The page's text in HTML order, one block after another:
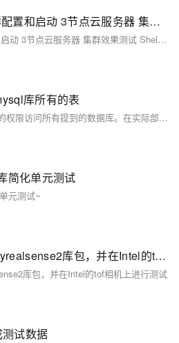
Hadoop-35 HBase 集群配置和启动 3节点云服务器 集群效果测试 Shell测试
Hadoop-35 HBase 集群配置和启动 3节点云服务器 集群效果测试 Shell测试
库所有的表
请注意，此脚本假设你有足够的权限访问所有提到的数据库。在实际部署前，请确保对脚本中的数据库凭据、主机名和端口进行适当的修改和验证。此外，处理数据库操作时，务必谨慎操作，避免因错误的脚本执行造成数据损坏或服务中断。
简化单元测试
元测试~
在Jetson Nano上编译 pyrealsense2库包，并在Intel的tof相机上进行测试
库包，并在Intel的tof相机上进行测试
试数据